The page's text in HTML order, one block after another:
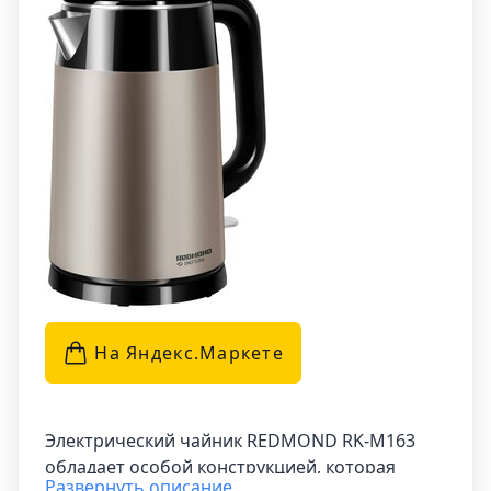
температуры. Кроме того, стекло не выделяет
неприятных запахов и не влияет на вкус воды
при нагреве. Этот чайник станет идеальным
дополнением для вашей кухни.
На Яндекс.Маркетe
Электрический чайник REDMOND RK-M163
обладает особой конструкцией, которая